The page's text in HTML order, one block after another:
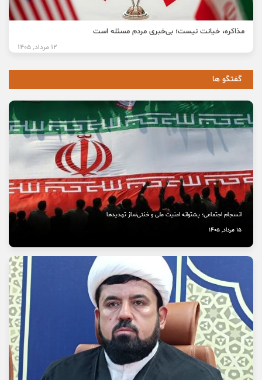
مذاکره، خیانت نیست؛ بی‌خبری مردم مسئله است
12 مرداد, 1405
گفتگو ها
انسجام اجتماعی؛ پشتوانه امنیت ملی و خنثی‌ساز تهدیدها
15 مرداد, 1405